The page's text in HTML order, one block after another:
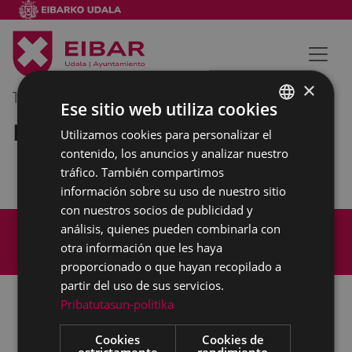
18/02/2022
Reunión interna municipal
Aviso legal
Política de cookies
Accesibilidad
BASQUE
SPANISH
×
Ese sitio web utiliza cookies
Utilizamos cookies para personalizar el
contenido, los anuncios y analizar nuestro
tráfico. También compartimos
información sobre su uso de nuestro sitio
con nuestros socios de publicidad y
análisis, quienes pueden combinarla con
otra información que les haya
proporcionado o que hayan recopilado a
partir del uso de sus servicios.
Pribatutasun-politika
Cookies
Cookies de